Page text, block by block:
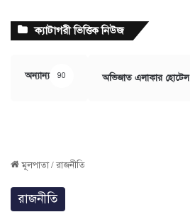
ক্যাটাগরী ভিত্তিক নিউজ
অন্যান্য 90 অভিজাত এলাকার হোটেল